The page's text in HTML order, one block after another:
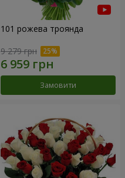
101 рожева троянда
9 279 грн
Замовити